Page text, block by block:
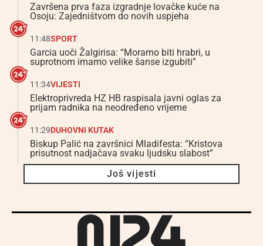
Završena prva faza izgradnje lovačke kuće na
Osoju: Zajedništvom do novih uspjeha
11:48SPORT
Garcia uoči Žalgirisa: “Moramo biti hrabri, u
suprotnom imamo velike šanse izgubiti”
11:34VIJESTI
Elektroprivreda HZ HB raspisala javni oglas za
prijam radnika na neodređeno vrijeme
11:29DUHOVNI KUTAK
Biskup Palić na završnici Mladifesta: “Kristova
prisutnost nadjačava svaku ljudsku slabost”
Još vijesti